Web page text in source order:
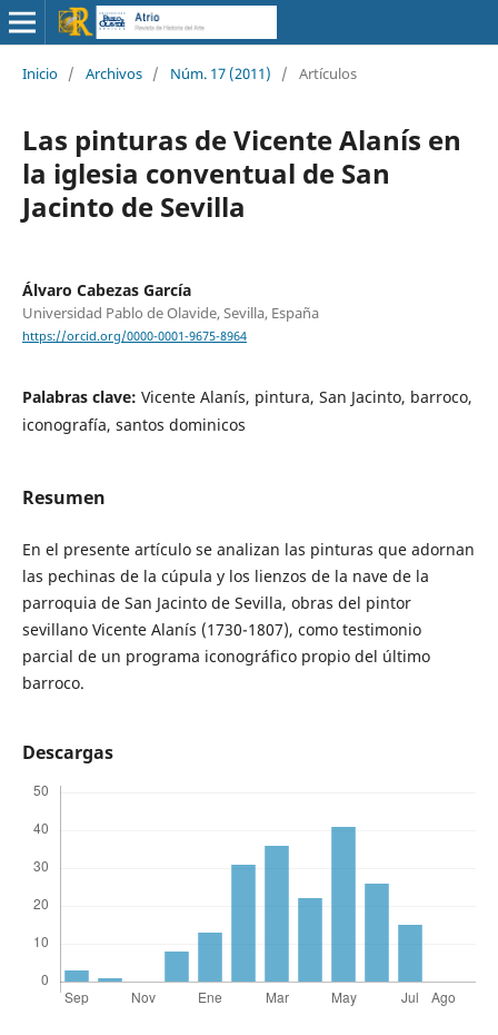
Inicio / Archivos / Núm. 17 (2011) / Artículos
Las pinturas de Vicente Alanís en
la iglesia conventual de San
Jacinto de Sevilla
Álvaro Cabezas García
Universidad Pablo de Olavide, Sevilla, España
https://orcid.org/0000-0001-9675-8964
Palabras clave: Vicente Alanís, pintura, San Jacinto, barroco,
iconografía, santos dominicos
Resumen
En el presente artículo se analizan las pinturas que adornan
las pechinas de la cúpula y los lienzos de la nave de la
parroquia de San Jacinto de Sevilla, obras del pintor
sevillano Vicente Alanís (1730-1807), como testimonio
parcial de un programa iconográfico propio del último
barroco.
Descargas